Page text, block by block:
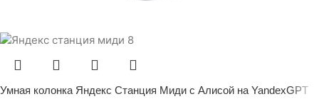
Умная колонка Яндекс Станция Миди с Алисой на YandexGPT